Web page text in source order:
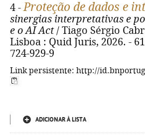
4 -Proteção de dados e
sinergias interpretativas e
e o AI Act/ Tiago Sérgio
Lisboa : Quid Juris, 2026. -
724-929-9
Link persistente: http://
ADICIONAR À LISTA